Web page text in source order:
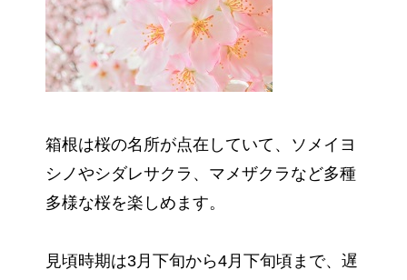
箱根は桜の名所が点在していて、ソメイヨ
シノやシダレサクラ、マメザクラなど多種
多様な桜を楽しめます。
見頃時期は3月下旬から4月下旬頃まで、遅